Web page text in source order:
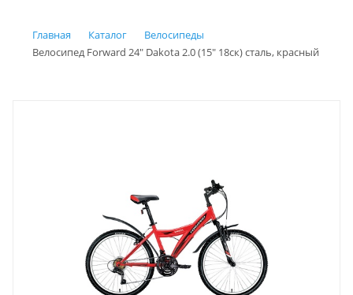
Главная Каталог
Велосипеды
Велосипед Forward 24" Dakota 2.0 (15" 18ск) сталь, красный